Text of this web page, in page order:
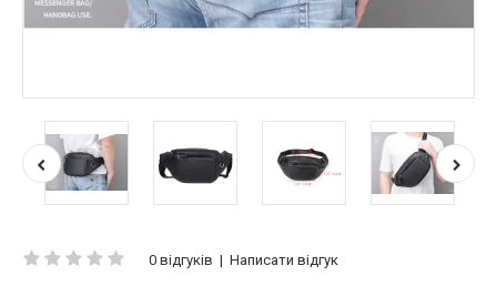
0 відгуків | Написати відгук